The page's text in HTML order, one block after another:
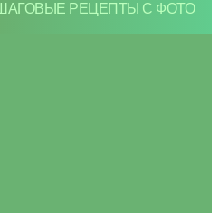
РЕЦЕПТЫ С ФОТО